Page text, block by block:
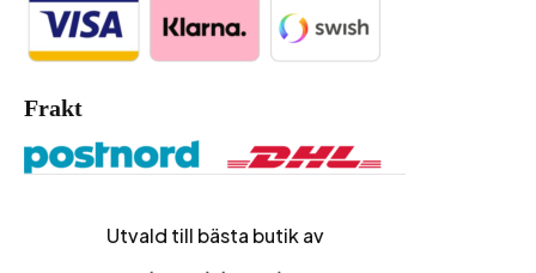
Frakt
Utvald till bästa butik av